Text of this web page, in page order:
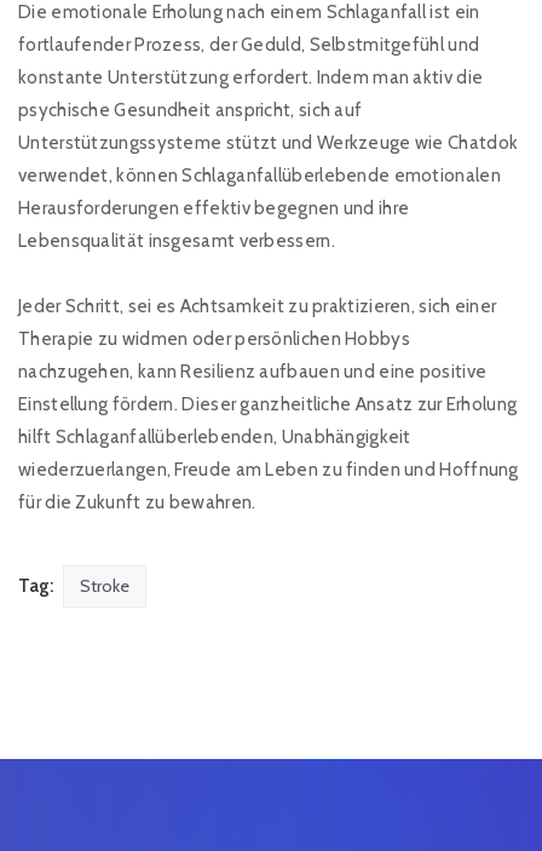
Die emotionale Erholung nach einem Schlaganfall ist ein
fortlaufender Prozess, der Geduld, Selbstmitgefühl und
konstante Unterstützung erfordert. Indem man aktiv die
psychische Gesundheit anspricht, sich auf
Unterstützungssysteme stützt und Werkzeuge wie Chatdok
verwendet, können Schlaganfallüberlebende emotionalen
Herausforderungen effektiv begegnen und ihre
Lebensqualität insgesamt verbessern.
Jeder Schritt, sei es Achtsamkeit zu praktizieren, sich einer
Therapie zu widmen oder persönlichen Hobbys
nachzugehen, kann Resilienz aufbauen und eine positive
Einstellung fördern. Dieser ganzheitliche Ansatz zur Erholung
hilft Schlaganfallüberlebenden, Unabhängigkeit
wiederzuerlangen, Freude am Leben zu finden und Hoffnung
für die Zukunft zu bewahren.
Tag: Stroke